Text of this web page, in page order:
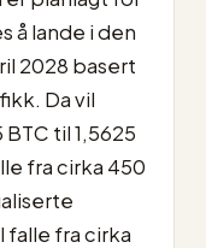
å lande i den
2028 basert
Da vil
til 1,5625
fra cirka 450
fra cirka